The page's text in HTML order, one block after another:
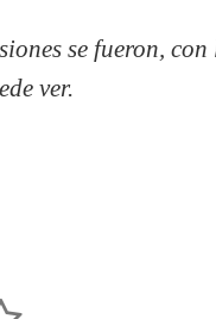
se fueron,
ver.